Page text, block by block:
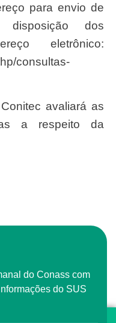
para envio de
dos
eletrônico:
consultas-
a respeito da
do SUS